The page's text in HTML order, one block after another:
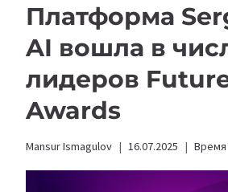
Платформа
AI вошла в
лидеров
Awards
Mansur Ismagulov 16.07.2025 Время